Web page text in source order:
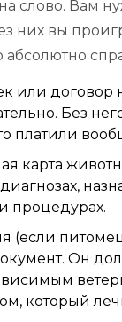
слово. Вам
них вы
абсолютно
или договор
Без
платили
карта
процедурах.
(если
Он
который